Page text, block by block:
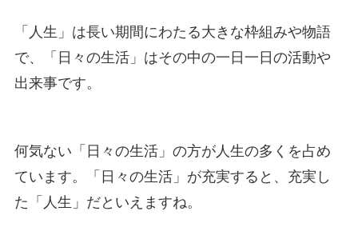
「人生」は長い期間にわたる大きな枠組みや物語
で、「日々の生活」はその中の一日一日の活動や
出来事です。
何気ない「日々の生活」の方が人生の多くを占め
ています。「日々の生活」が充実すると、充実し
た「人生」だといえますね。